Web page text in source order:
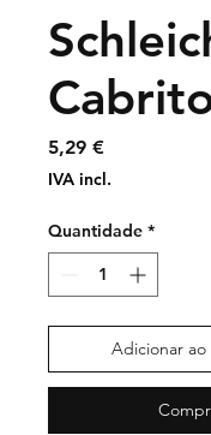
5,29 €Preço
IVA incl.
Quantidade *
Adicionar ao